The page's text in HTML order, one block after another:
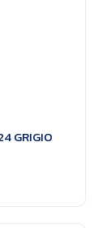
GRIGIO